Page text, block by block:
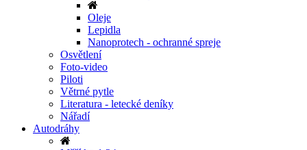
Oleje
Lepidla
Nanoprotech - ochranné spreje
Osvětlení
Foto-video
Piloti
Větrné pytle
Literatura - letecké deníky
Nářadí
Autodráhy